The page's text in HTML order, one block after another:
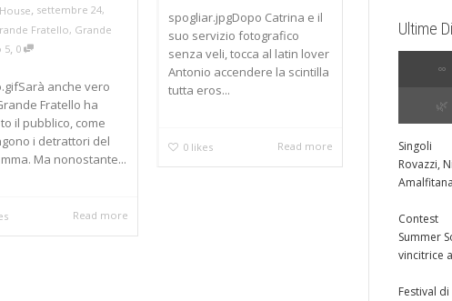
spogliar.jpgDopo Catrina e il
suo servizio fotografico
senza veli, tocca al latin lover
Antonio accendere la scintilla
tutta eros...
0 likes Read more
, settembre 24,
Fratello, Grande
5 0
anche vero
Fratello ha
il pubblico, come
i detrattori del
Ma nonostante...
Read more
Ultime
∞
🌿
Singoli
Rovazzi,
Amalfitana
Contest
Summer
vincitrice
Festival